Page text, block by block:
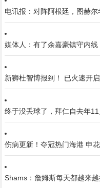
电讯报：对阵阿根廷，图赫
媒体人：有了余嘉豪镇守内
新狮杜智博报到！ 已火速开启
终于没丢球了，拜仁自去年
伤病更新！夺冠热门海港 申
Shams：詹姆斯每天都越来